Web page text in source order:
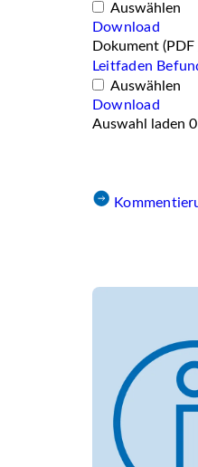
Auswählen
Download
Dokument
Leitfaden
Auswählen
Download
Auswahl laden 0